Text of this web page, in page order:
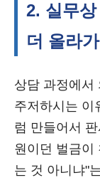
2. 실무상
더 올라
상담 과정에서
주저하시는 이
럼 만들어서
원이던 벌금이
는 것 아니냐"